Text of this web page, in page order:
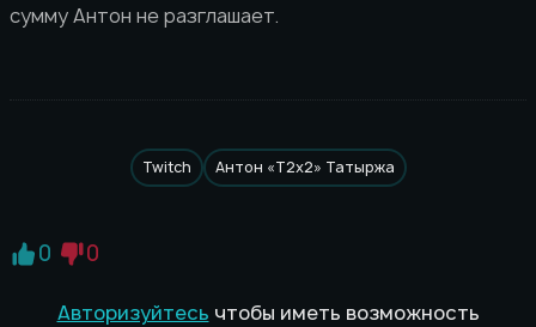
сумму Антон не разглашает.
Twitch Антон «T2x2» Татыржа
0 0
Авторизуйтесь чтобы иметь возможность